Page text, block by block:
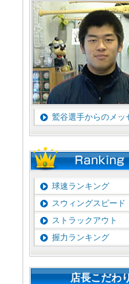
鷲谷選手からのメッ
球速ランキング
スウィングスピード
ストラックアウト
握力ランキング
店長こだわ